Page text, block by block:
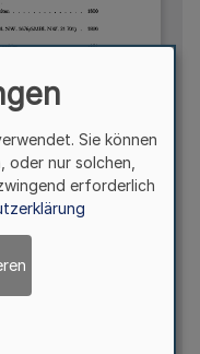
Sie können
oder nur solchen,
erforderlich